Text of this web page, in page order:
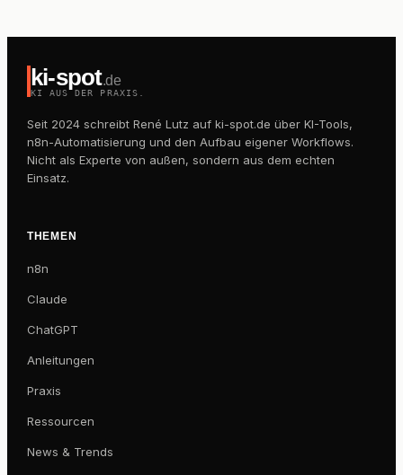
ki-spot.de
KI AUS DER PRAXIS.
Seit 2024 schreibt René Lutz auf ki-spot.de über KI-Tools,
n8n-Automatisierung und den Aufbau eigener Workflows.
Nicht als Experte von außen, sondern aus dem echten
Einsatz.
THEMEN
n8n
Claude
ChatGPT
Anleitungen
Praxis
Ressourcen
News & Trends